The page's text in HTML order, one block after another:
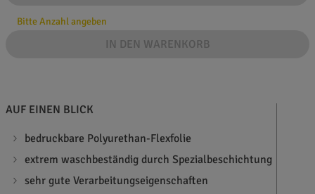
Bitte Anzahl angeben
IN DEN WARENKORB
AUF EINEN BLICK
bedruckbare Polyurethan-Flexfolie
extrem waschbeständig durch Spezialbeschichtung
sehr gute Verarbeitungseigenschaften